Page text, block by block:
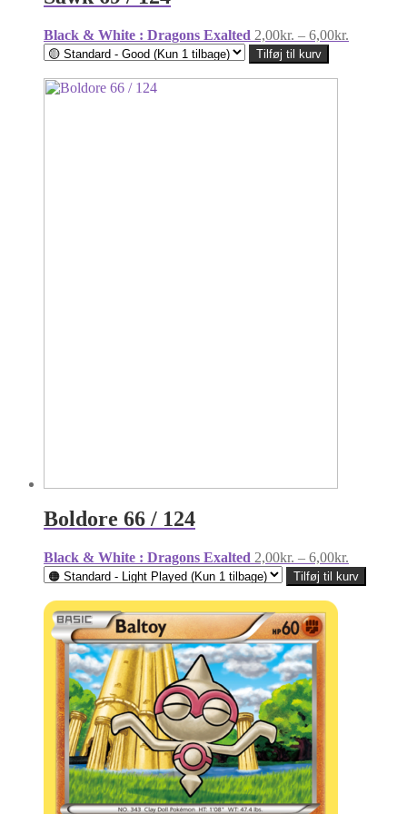
Black & White : Dragons Exalted 2,00kr. – 6,00kr.
Tilføj til kurv
Boldore 66 / 124
Black & White : Dragons Exalted 2,00kr. – 6,00kr.
2,00kr.
til
Tilføj til kurv